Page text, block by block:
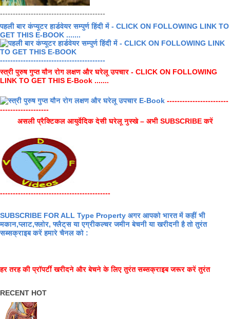
-----------------------------------------
पहली बार कंप्यूटर हार्डवेयर सम्पुर्ण हिंदी में - CLICK ON FOLLOWING LINK TO
GET THIS E-BOOK .......
-----------------------------------------
स्त्री पुरुष गुप्त यौन रोग लक्षण और घरेलू उपचार - CLICK ON FOLLOWING
LINK TO GET THIS E-Book .......
------------------------
-------------------
असली प्रैक्टिकल आयुर्वेदिक देसी घरेलू नुस्खे – अभी SUBSCRIBE करें
-------------------------------------------
SUBSCRIBE FOR ALL Type Property अगर आपको भारत में कहीं भी
मकान,प्लाट,फ्लोर, फ्लैट्स या एग्रीकल्चर जमीन बेचनी या खरीदनी है तो तुरंत
सब्सक्राइब करें हमारे चैनल को :
हर तरह की प्रॉपर्टी खरीदने और बेचने के लिए तुरंत सब्सक्राइब जरूर करें तुरंत
RECENT HOT